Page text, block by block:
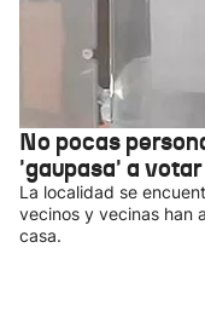
No pocas
'gaupasa' a votar
La localidad se
vecinos y vecinas han
casa.